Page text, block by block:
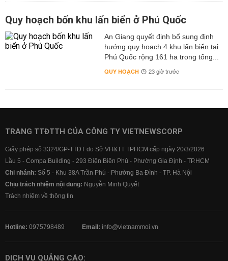
Quy hoạch bốn khu lấn biển ở Phú Quốc
An Giang quyết định bổ sung định
hướng quy hoạch 4 khu lấn biển tại
Phú Quốc rộng 161 ha trong tổng...
QUY HOẠCH 23 giờ trước
TRANG TTĐTTH CỦA CÔNG TY VIETNEWSCORP
Giấy phép số 3324/GP-TTĐT do Sở VH&TT TPHCM cấp ngày 20/3/2026
Lầu 5 - Compa Building - 293 Điện Biên Phủ - Phường Gia Định - TP.HCM
Chi nhánh: Số 5 - Khu 38A Trần Phú - Phường Ba Đình - TP. Hà Nội
Chịu trách nhiệm nội dung: Nguyễn Minh Quyết
Trách nhiệm về thông tin
Hotline: 0975798489 Email: info@vietnammoi.vn
DỊCH VỤ QUẢNG CÁO: